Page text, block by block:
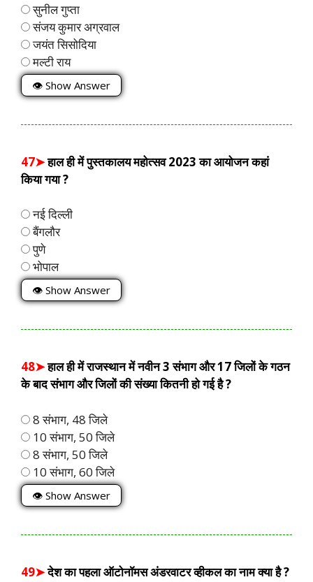
सुनील गुप्ता
संजय कुमार अग्रवाल
जयंत सिसोदिया
मल्टी राय
👁 Show Answer
47➤हाल ही में पुस्तकालय महोत्सव 2023 का आयोजन कहां
किया गया ?
नई दिल्ली
बैंगलौर
पुणे
भोपाल
👁 Show Answer
48➤हाल ही में राजस्थान में नवीन 3 संभाग और 17 जिलों के गठन
के बाद संभाग और जिलों की संख्या कितनी हो गई है ?
8 संभाग, 48 जिले
10 संभाग, 50 जिले
8 संभाग, 50 जिले
10 संभाग, 60 जिले
👁 Show Answer
49➤देश का पहला ऑटोनॉमस अंडरवाटर व्हीकल का नाम क्या है ?